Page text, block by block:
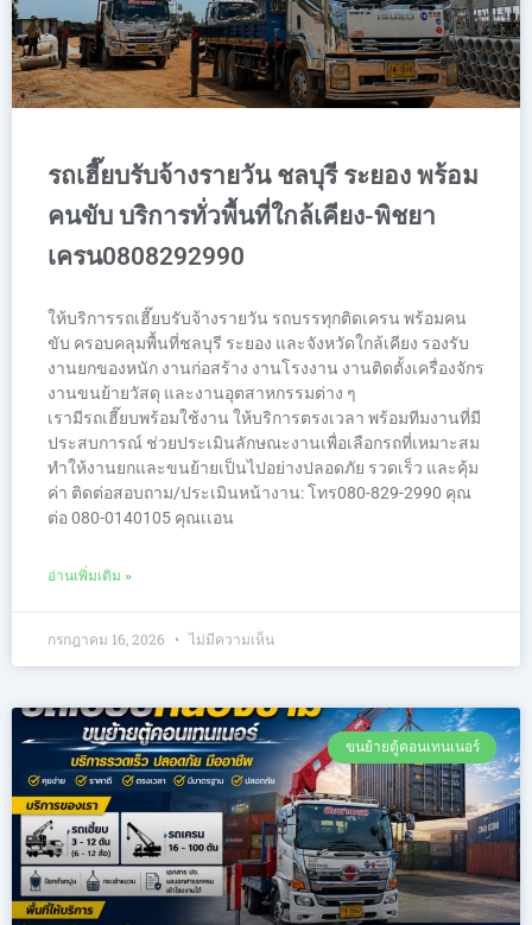
รถเฮี๊ยบรับจ้างรายวัน ชลบุรี ระยอง พร้อม
คนขับ บริการทั่วพื้นที่ใกล้เคียง-พิชยา
เครน0808292990
ให้บริการรถเฮี๊ยบรับจ้างรายวัน รถบรรทุกติดเครน พร้อมคน
ขับ ครอบคลุมพื้นที่ชลบุรี ระยอง และจังหวัดใกล้เคียง รองรับ
งานยกของหนัก งานก่อสร้าง งานโรงงาน งานติดตั้งเครื่องจักร
งานขนย้ายวัสดุ และงานอุตสาหกรรมต่าง ๆ
เรามีรถเฮี๊ยบพร้อมใช้งาน ให้บริการตรงเวลา พร้อมทีมงานที่มี
ประสบการณ์ ช่วยประเมินลักษณะงานเพื่อเลือกรถที่เหมาะสม
ทำให้งานยกและขนย้ายเป็นไปอย่างปลอดภัย รวดเร็ว และคุ้ม
ค่า ติดต่อสอบถาม/ประเมินหน้างาน: โทร080-829-2990 คุณ
ต่อ 080-0140105 คุณเเอน
อ่านเพิ่มเติม »
กรกฎาคม 16, 2026 ไม่มีความเห็น
ขนย้ายตู้คอนเทนเนอร์